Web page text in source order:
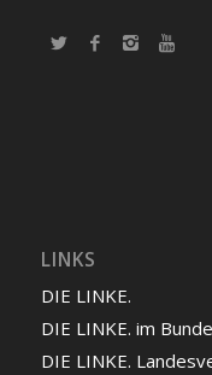
LINKS
DIE LINKE.
DIE LINKE. im
DIE LINKE.